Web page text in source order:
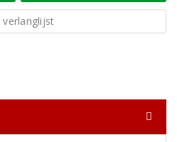
verlanglijst